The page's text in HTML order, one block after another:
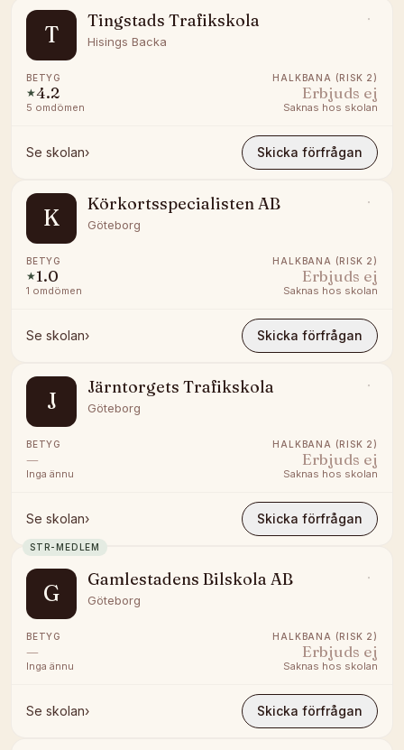
T
Tingstads Trafikskola
Hisings Backa
BETYG
★4.2
5 omdömen
HALKBANA (RISK 2)
Erbjuds ej
Saknas hos skolan
Se skolan› Skicka förfrågan
K
Körkortsspecialisten AB
Göteborg
BETYG
★1.0
1 omdömen
HALKBANA (RISK 2)
Erbjuds ej
Saknas hos skolan
Se skolan› Skicka förfrågan
J
Järntorgets Trafikskola
Göteborg
BETYG
—
Inga ännu
HALKBANA (RISK 2)
Erbjuds ej
Saknas hos skolan
Se skolan› Skicka förfrågan
STR-MEDLEM
G
Gamlestadens Bilskola AB
Göteborg
BETYG
—
Inga ännu
HALKBANA (RISK 2)
Erbjuds ej
Saknas hos skolan
Se skolan› Skicka förfrågan